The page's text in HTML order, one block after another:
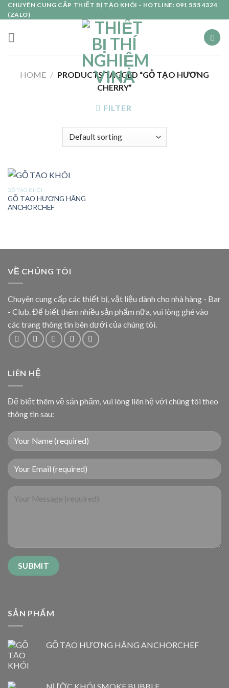
Skip
to
content
CHUYÊN CUNG CẤP THIẾT BỊ TẠO KHÓI - HOTLINE: 091 555 4324
(ZALO)
HOME / PRODUCTS TAGGED “GỖ TẠO HƯƠNG
CHERRY”
FILTER
GỖ TẠO KHÓI
GỖ TẠO HƯƠNG HÃNG
ANCHORCHEF
VỀ CHÚNG TÔI
Chuyên cung cấp các thiết bị, vật liệu dành cho nhà hàng - Bar
- Club. Để biết thêm nhiều sản phẩm nữa, vui lòng ghé vào
các trang thông tin bên dưới của chúng tôi.
LIÊN HỆ
Để biết thêm về sản phẩm, vui lòng liên hệ với chúng tôi theo
thông tin sau:
SẢN PHẨM
GỖ TẠO HƯƠNG HÃNG ANCHORCHEF